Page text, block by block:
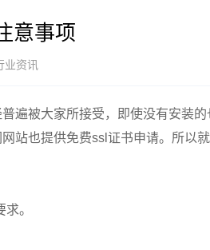
意事项
业资讯
遍被大家所接受，即使没有安装
站也提供免费ssl证书申请。所以
。